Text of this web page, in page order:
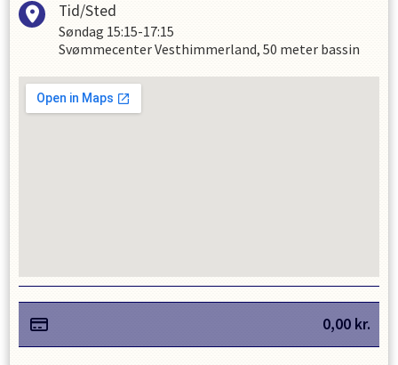
Tid/Sted
Søndag 15:15-17:15
Svømmecenter Vesthimmerland, 50 meter bassin
0,00 kr.